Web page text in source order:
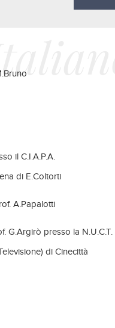
il C.I.A.P.A.
di E.Coltorti
A.Papalotti
G.Argirò presso la N.U.C.T.
di Cinecittà